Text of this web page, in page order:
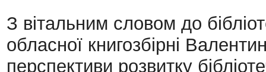
З вітальним словом до
обласної книгозбірні
перспективи розвитку